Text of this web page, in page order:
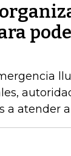
a atender